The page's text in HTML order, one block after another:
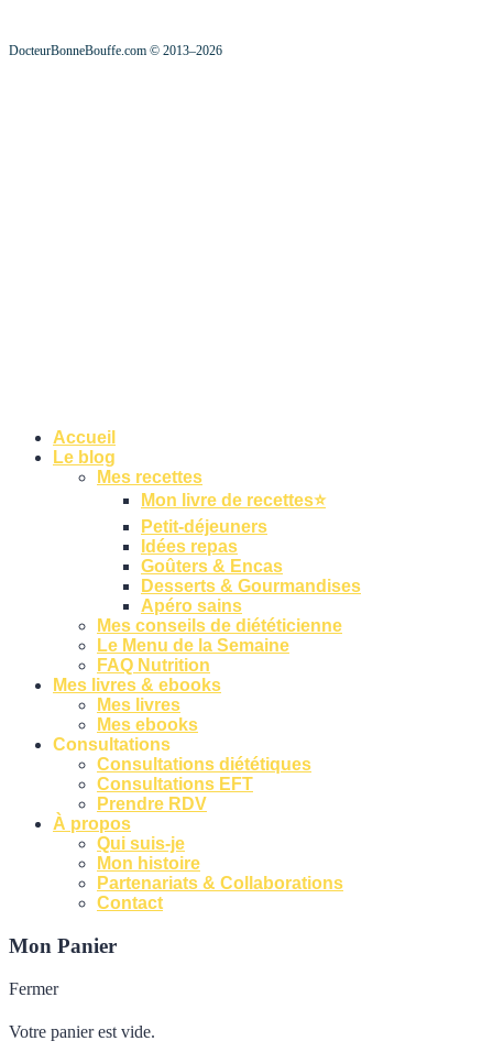
DocteurBonneBouffe.com © 2013–2026
Accueil
Le blog
Mes recettes
Mon livre de recettes⭐
Petit-déjeuners
Idées repas
Goûters & Encas
Desserts & Gourmandises
Apéro sains
Mes conseils de diététicienne
Le Menu de la Semaine
FAQ Nutrition
Mes livres & ebooks
Mes livres
Mes ebooks
Consultations
Consultations diététiques
Consultations EFT
Prendre RDV
À propos
Qui suis-je
Mon histoire
Partenariats & Collaborations
Contact
Mon Panier
Fermer
Votre panier est vide.